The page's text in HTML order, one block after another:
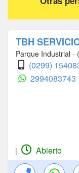
TBH
Parque Industrial -
(0299)
2994083743
| Abierto